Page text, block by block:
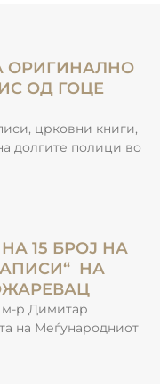
ОРИГИНАЛНО
ОД ГОЦЕ
црковни книги,
долгите полици во
15 БРОЈ НА
НА
м-р Димитар
на Меѓународниот